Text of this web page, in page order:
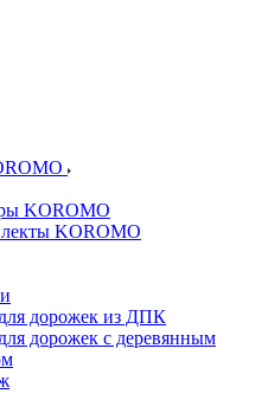
KOROMO
KOROMO
дорожек из ДПК
дорожек с деревянным